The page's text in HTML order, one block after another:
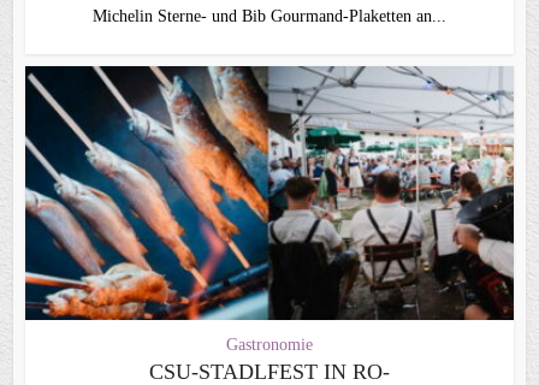
Michelin Sterne- und Bib Gourmand-Plaketten an...
Gastronomie
CSU-STADLFEST IN RO-